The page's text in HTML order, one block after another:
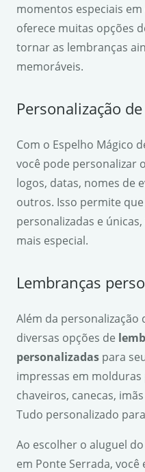
momentos especiais
oferece muitas opções
tornar as lembranças
memoráveis.
Personalização
Com o Espelho Mágico
você pode personalizar
logos, datas, nomes de
outros. Isso permite
personalizadas e
mais especial.
Lembranças
Além da personalização
diversas opções de
personalizadas para
impressas em
chaveiros, canecas,
Tudo personalizado
Ao escolher o aluguel
em Ponte Serrada,